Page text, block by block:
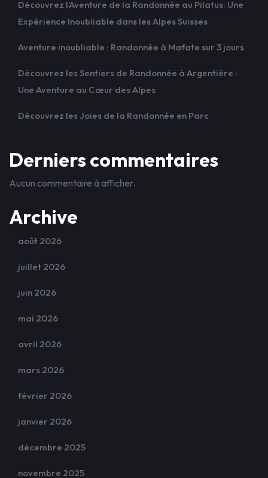
Découvrez l’Aventure de la Randonnée au Pilatus: Une
Expérience Inoubliable dans les Alpes Suisses
Aventure inoubliable : Randonnée à Mafate sur 3 jours
Découvrez les Sentiers de Randonnée à Argentière :
Une Aventure au Cœur des Alpes
Découvrez les Joies de la Randonnée en Parc
Derniers commentaires
Aucun commentaire à afficher.
Archive
août 2026
juillet 2026
juin 2026
mai 2026
avril 2026
mars 2026
février 2026
janvier 2026
décembre 2025
novembre 2025